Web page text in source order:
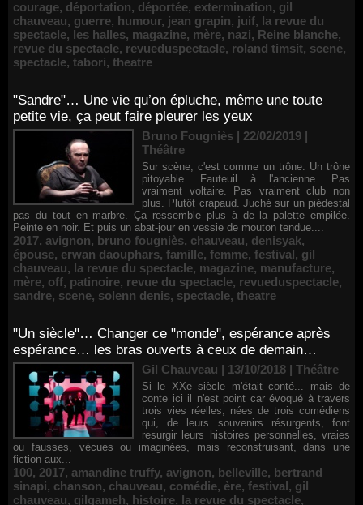
courage, déportation, déportée, extermination, gil
chauveau, guerre, humour, jean grapin, juif, la revue du
spectacle, les halles, magazine, mère, nazi, Reine blanche,
revue du spectacle, revueduspectacle, roland timsit, scene,
spectacle, tabori, theatre
"Sandre"… Une vie qu’on épluche, même une toute
petite vie, ça peut faire pleurer les yeux
Bruno Fougniès | 22/02/2019 |
Théâtre
Sur scène, c'est comme un trône. Un trône
pitoyable. Fauteuil à l'ancienne. Pas
vraiment voltaire. Pas vraiment club non
plus. Plutôt crapaud. Juché sur un piédestal
pas du tout en marbre. Ça ressemble plus à de la palette empilée.
Peinte en noir. Et puis un abat-jour en vessie de mouton tendue....
2017, avignon, bruno fougniès, chauveau, denisyak,
épouse, erwan daouphars, famille, femme, festival, gil
chauveau, la revue du spectacle, magazine, manufacture,
mère, off, patinoire, revue du spectacle, revueduspectacle,
sandre, scene, solenn denis, spectacle, theatre
"Un siècle"… Changer ce "monde", espérance après
espérance… les bras ouverts à ceux de demain…
Gil Chauveau | 13/10/2018 | Théâtre
Si le XXe siècle m'était conté... mais de
conte ici il n'est point car évoqué à travers
trois vies réelles, nées de trois comédiens
qui, de leurs souvenirs résurgents, font
resurgir leurs histoires personnelles, vraies
ou fausses, vécues ou imaginées, mais reconstruisant, dans une
fiction aux...
100, 2017, amandine truffy, avignon, belleville, bertrand
sinapi, chanson, chauveau, comédie, ère, festival, gil
chauveau, gilgameh, histoire, la revue du spectacle,